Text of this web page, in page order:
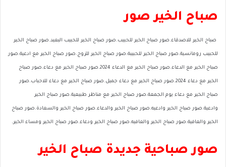
صباح الخير صور
صباح الخير للاصدقاء.صور صباح الخير للحبيب.صور صباح الخير للحبيب البعيد.صور صباح الخير
للحبيب رومانسية.صور صباح الخير للحبيبة.صور صباح الخير للزوج.صور صباح الخير مع ادعية.صور
صباح الخير مع الدعاء.صور صباح الخير مع الدعاء 2024.صور صباح الخير مع دعاء.صور صباح
الخير مع دعاء 2024.صور صباح الخير مع دعاء جميل.صور صباح الخير مع دعاء للاحباب.صور
صباح الخير مع دعاء يوم الجمعة.صور صباح الخير مع مناظر طبيعية.صور صباح الخير
وادعية.صور صباح الخير وادعيه.صور صباح الخير والدعاء.صور صباح الخير والسعادة.صور صباح
الخير والعافية.صور صباح الخير والعافيه.صور صباح الخير ودعاء.صور صباح الخير ومساء الخير.
صور صباحية جديدة صباح الخير